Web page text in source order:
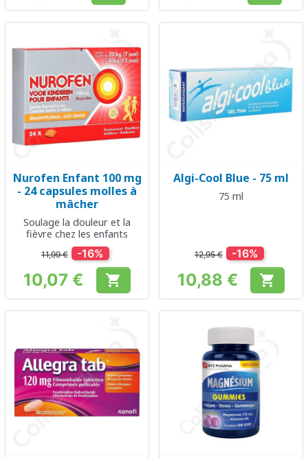
Nurofen Enfant 100 mg
- 24 capsules molles à
mâcher
Soulage la douleur et la
fièvre chez les enfants
11,99 € -16%
Prix
10,07 € 
Algi-Cool Blue - 75 ml
75 ml
12,95 € -16%
Prix
10,88 € 